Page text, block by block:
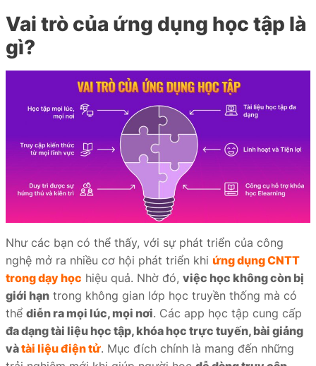
Vai trò của ứng dụng học tập là
gì?
Như các bạn có thể thấy, với sự phát triển của công
nghệ mở ra nhiều cơ hội phát triển khi ứng dụng CNTT
trong dạy học hiệu quả. Nhờ đó, việc học không còn bị
giới hạn trong không gian lớp học truyền thống mà có
thể diễn ra mọi lúc, mọi nơi. Các app học tập cung cấp
đa dạng tài liệu học tập, khóa học trực tuyến, bài giảng
vàtài liệu điện tử. Mục đích chính là mang đến những